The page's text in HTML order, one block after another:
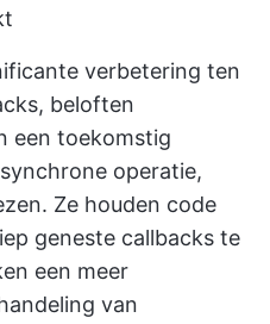
verbetering ten
beloften
een toekomstig
operatie,
Ze houden code
geneste callbacks te
een meer
van